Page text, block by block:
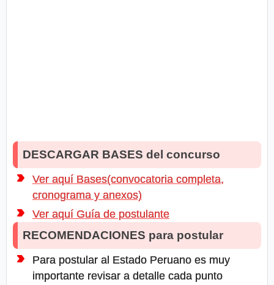
DESCARGAR BASES del concurso
Ver aquí Bases(convocatoria completa,
cronograma y anexos)
Ver aquí Guía de postulante
RECOMENDACIONES para postular
Para postular al Estado Peruano es muy
importante revisar a detalle cada punto